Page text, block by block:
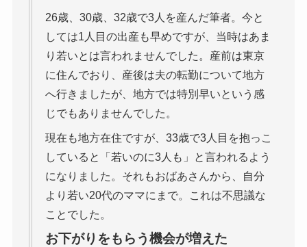
26歳、30歳、32歳で3人を産んだ筆者。今と
しては1人目の出産も早めですが、当時はあま
り若いとは言われませんでした。産前は東京
に住んでおり、産後は夫の転勤について地方
へ行きましたが、地方では特別早いという感
じでもありませんでした。
現在も地方在住ですが、33歳で3人目を抱っこ
していると「若いのに3人も」と言われるよう
になりました。それもおばあさんから、自分
より若い20代のママにまで。これは不思議な
ことでした。
お下がりをもらう機会が増えた